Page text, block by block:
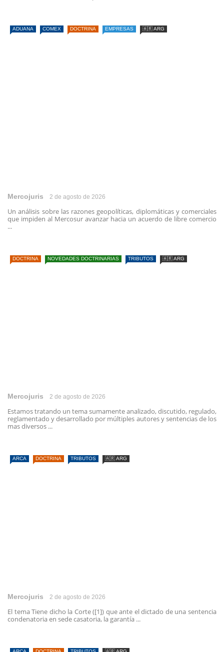
ADUANA COMEX DOCTRINA EMPRESAS 🇦🇷 ARG
Mercojuris 2 de agosto de 2026
Un análisis sobre las razones geopolíticas, diplomáticas y comerciales
que impiden al Mercosur avanzar hacia un acuerdo de libre comercio
...
DOCTRINA NOVEDADES DOCTRINARIAS TRIBUTOS 🇦🇷 ARG
Mercojuris 2 de agosto de 2026
Estamos tratando un tema sumamente analizado, discutido, regulado,
reglamentado y desarrollado por múltiples autores y sentencias de los
mas diversos ...
ARCA DOCTRINA TRIBUTOS 🇦🇷 ARG
Mercojuris 2 de agosto de 2026
El tema Tiene dicho la Corte ([1]) que ante el dictado de una sentencia
condenatoria en sede casatoria, la garantía ...